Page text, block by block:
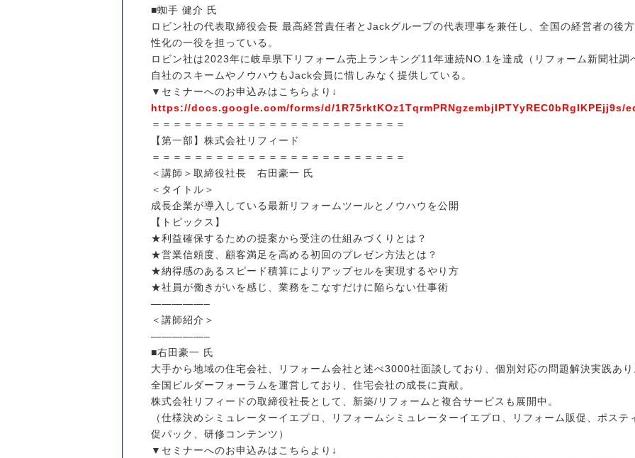
■蜘手 健介 氏
ロビン社の代表取締役会長 最高経営責任者とJackグループの代表理事を兼任し、全国の経営者の後
性化の一役を担っている。
ロビン社は2023年に岐阜県下リフォーム売上ランキング11年連続NO.1を達成（リフォーム新聞社調
自社のスキームやノウハウもJack会員に惜しみなく提供している。
▼セミナーへのお申込みはこちらより↓
https://docs.google.com/forms/d/1R75rktKOz1TqrmPRNgzembjIPTYyREC0bRgIKPEjj9s/
＝＝＝＝＝＝＝＝＝＝＝＝＝＝＝＝＝＝＝＝＝＝＝＝
【第一部】株式会社リフィード
＝＝＝＝＝＝＝＝＝＝＝＝＝＝＝＝＝＝＝＝＝＝＝＝
＜講師＞取締役社長 右田豪一 氏
＜タイトル＞
成長企業が導入している最新リフォームツールとノウハウを公開
【トピックス】
★利益確保するための提案から受注の仕組みづくりとは？
★営業信頼度、顧客満足を高める初回のプレゼン方法とは？
★納得感のあるスピード積算によりアップセルを実現するやり方
★社員が働きがいを感じ、業務をこなすだけに陥らない仕事術
—————–
＜講師紹介＞
—————–
■右田豪一 氏
大手から地域の住宅会社、リフォーム会社と述べ3000社面談しており、個別対応の問題解決実践あり
全国ビルダーフォーラムを運営しており、住宅会社の成長に貢献。
株式会社リフィードの取締役社長として、新築/リフォームと複合サービスも展開中。
（仕様決めシミュレーターイエプロ、リフォームシミュレーターイエプロ、リフォーム販促、ポス
促パック、研修コンテンツ）
▼セミナーへのお申込みはこちらより↓